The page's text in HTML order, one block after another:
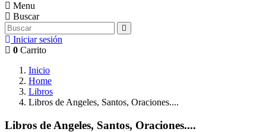
Menu
Buscar
Iniciar sesión
0 Carrito
Inicio
Home
Libros
Libros de Angeles, Santos, Oraciones....
Libros de Angeles, Santos, Oraciones....